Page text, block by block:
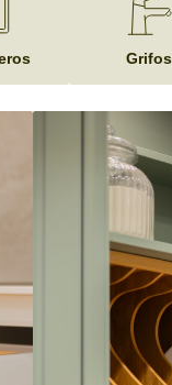
Grifos